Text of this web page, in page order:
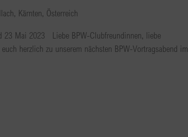
Kärnten, Österreich
23 Mai 2023 Liebe BPW-Clubfreundinnen, liebe
herzlich zu unserem nächsten BPW-Vortragsabend im